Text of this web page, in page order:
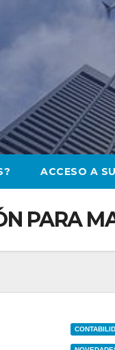
ACCESO A
PARA